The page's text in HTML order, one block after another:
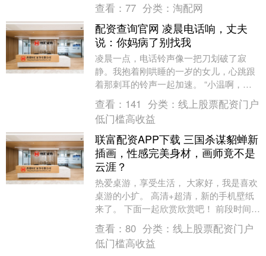
查看： 77 分类： 淘配网
配资查询官网 凌晨电话响，丈夫
说：你妈病了别找我
凌晨一点，电话铃声像一把刀划破了寂
静。我抱着刚哄睡的一岁的女儿，心跳跟
着那刺耳的铃声一起加速。 “小温啊，你
妈突然胸闷，昏过去了！小磊是不是到家
了？快让他开车送....
查看： 141 分类： 线上股票配资门户
低门槛高收益
联富配资APP下载 三国杀谋貂蝉新
插画，性感完美身材，画师竟不是
云涯？
热爱桌游，享受生活， 大家好，我是喜欢
桌游的小扩。 高清+超清，新的手机壁纸
来了。 下面一起欣赏欣赏吧！ 前段时间看
到谋貂蝉新插画， 还以为是谋貂蝉新皮
肤。 风....
查看： 80 分类： 线上股票配资门户
低门槛高收益